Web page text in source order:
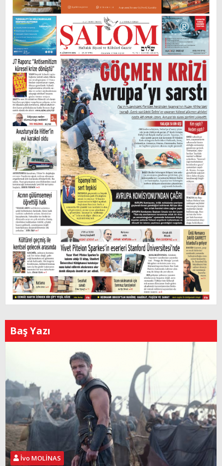
Baş Yazı
İvo MOLİNAS